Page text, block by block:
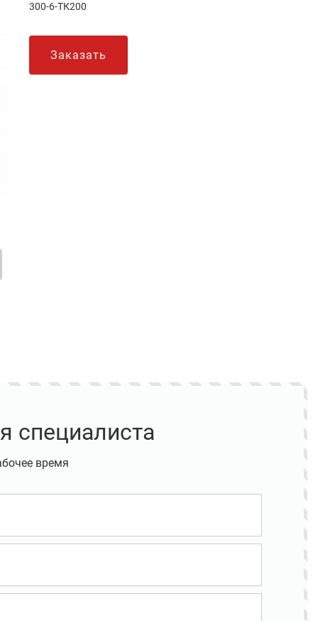
300-6-ТК200
Заказать
специалиста
время